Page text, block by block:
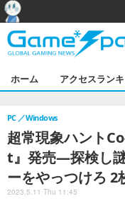
ホーム アクセスラン
超常現象ハント
t』発売―探検し
ーをやっつけろ 2
PC Windows
2023.5.11 Thu 11:45